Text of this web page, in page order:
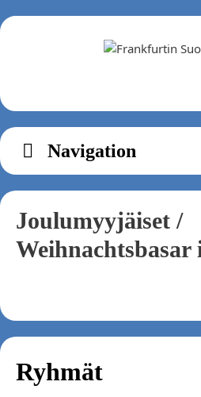
Zum
Navigation
Joulumyyjäiset /
Ryhmät